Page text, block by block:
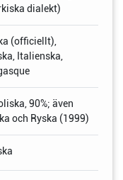
dialekt)
(officiellt),
Italienska,
90%; även
och Ryska (1999)